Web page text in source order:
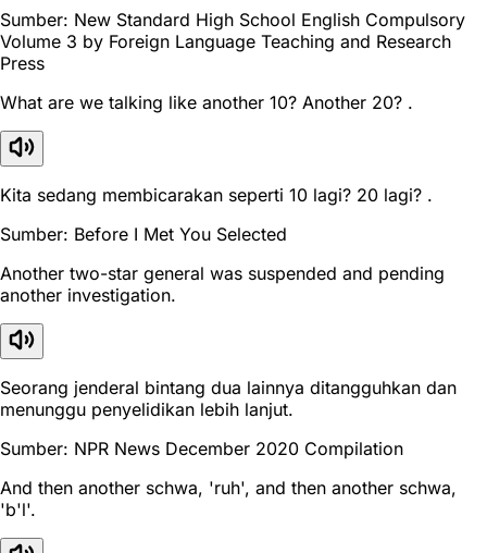
Sumber: New Standard High School English Compulsory
Volume 3 by Foreign Language Teaching and Research
Press
What are we talking like another 10? Another 20? .
Kita sedang membicarakan seperti 10 lagi? 20 lagi? .
Sumber: Before I Met You Selected
Another two-star general was suspended and pending
another investigation.
Seorang jenderal bintang dua lainnya ditangguhkan dan
menunggu penyelidikan lebih lanjut.
Sumber: NPR News December 2020 Compilation
And then another schwa, 'ruh', and then another schwa,
'b'l'.